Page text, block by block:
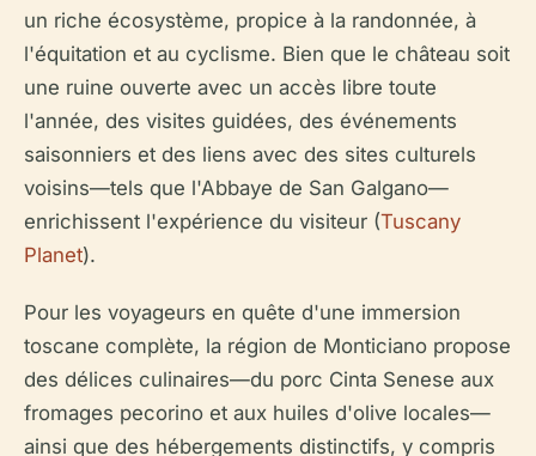
un riche écosystème, propice à la randonnée, à
l'équitation et au cyclisme. Bien que le château soit
une ruine ouverte avec un accès libre toute
l'année, des visites guidées, des événements
saisonniers et des liens avec des sites culturels
voisins—tels que l'Abbaye de San Galgano—
enrichissent l'expérience du visiteur (Tuscany
Planet).
Pour les voyageurs en quête d'une immersion
toscane complète, la région de Monticiano propose
des délices culinaires—du porc Cinta Senese aux
fromages pecorino et aux huiles d'olive locales—
ainsi que des hébergements distinctifs, y compris